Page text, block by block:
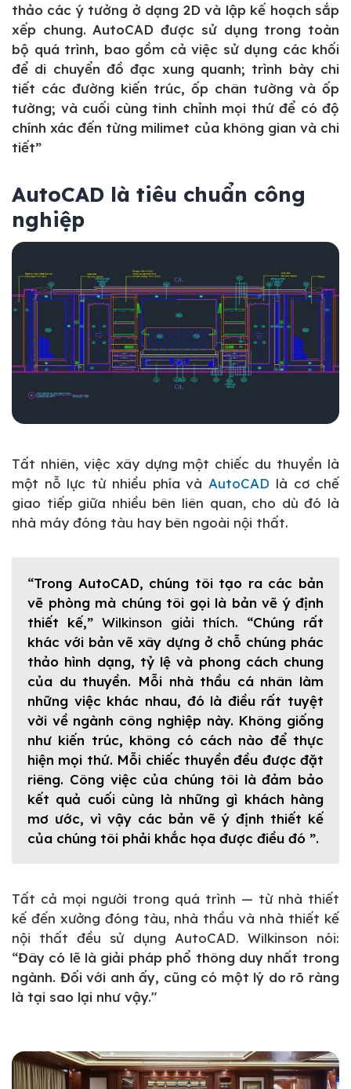
thảo các ý tưởng ở dạng 2D và lập kế hoạch sắp
xếp chung. AutoCAD được sử dụng trong toàn
bộ quá trình, bao gồm cả việc sử dụng các khối
để di chuyển đồ đạc xung quanh; trình bày chi
tiết các đường kiến trúc, ốp chân tường và ốp
tường; và cuối cùng tinh chỉnh mọi thứ để có độ
chính xác đến từng milimet của không gian và chi
tiết”
AutoCAD là tiêu chuẩn công
nghiệp
Tất nhiên, việc xây dựng một chiếc du thuyền là
một nỗ lực từ nhiều phía và AutoCAD là cơ chế
giao tiếp giữa nhiều bên liên quan, cho dù đó là
nhà máy đóng tàu hay bên ngoài nội thất.
“Trong AutoCAD, chúng tôi tạo ra các bản
vẽ phòng mà chúng tôi gọi là bản vẽ ý định
thiết kế,” Wilkinson giải thích. “Chúng rất
khác với bản vẽ xây dựng ở chỗ chúng phác
thảo hình dạng, tỷ lệ và phong cách chung
của du thuyền. Mỗi nhà thầu cá nhân làm
những việc khác nhau, đó là điều rất tuyệt
vời về ngành công nghiệp này. Không giống
như kiến trúc, không có cách nào để thực
hiện mọi thứ. Mỗi chiếc thuyền đều được đặt
riêng. Công việc của chúng tôi là đảm bảo
kết quả cuối cùng là những gì khách hàng
mơ ước, vì vậy các bản vẽ ý định thiết kế
của chúng tôi phải khắc họa được điều đó ”.
Tất cả mọi người trong quá trình — từ nhà thiết
kế đến xưởng đóng tàu, nhà thầu và nhà thiết kế
nội thất đều sử dụng AutoCAD. Wilkinson nói:
“Đây có lẽ là giải pháp phổ thông duy nhất trong
ngành. Đối với anh ấy, cũng có một lý do rõ ràng
là tại sao lại như vậy."